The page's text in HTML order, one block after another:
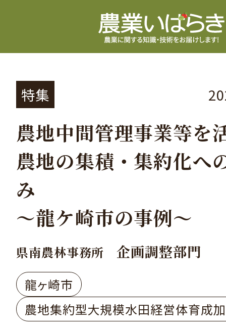
特集
農地中間管理事業等を
農地の集積・集約化へ
み
～龍ケ崎市の事例～
県南農林事務所企画調整部門
龍ヶ崎市
農地集約型大規模水田経営体育成